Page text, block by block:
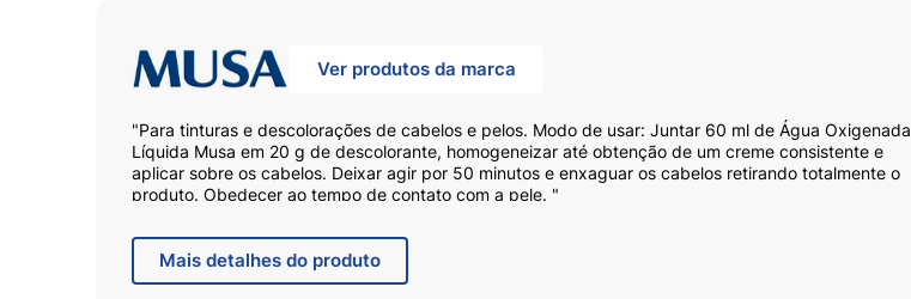
Ver produtos da marca
"Para tinturas e descolorações de cabelos e pelos. Modo de usar: Juntar 60 ml de Água Oxigenada
Líquida Musa em 20 g de descolorante, homogeneizar até obtenção de um creme consistente e
aplicar sobre os cabelos. Deixar agir por 50 minutos e enxaguar os cabelos retirando totalmente o
produto. Obedecer ao tempo de contato com a pele. "
Mais detalhes do produto